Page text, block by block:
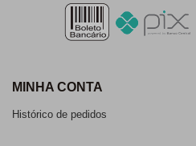
MINHA CONTA
Histórico de pedidos